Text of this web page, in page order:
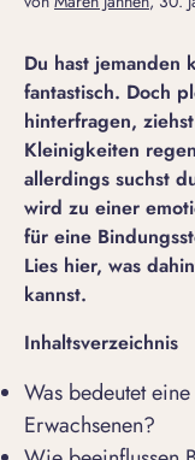
Du hast jemanden
fantastisch. Doch
hinterfragen,
Kleinigkeiten
allerdings suchst
wird zu einer
für eine
Lies hier, was
kannst.
Inhaltsverzeichnis
Was bedeutet
Erwachsenen?